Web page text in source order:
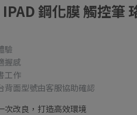
鋼化膜 觸控筆
驗
握感
工作
背面型號由客服協助確認
次改良，打造高效環境